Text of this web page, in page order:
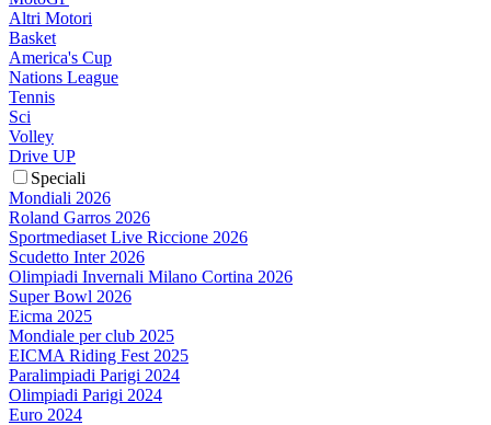
Altri Motori
Basket
America's Cup
Nations League
Tennis
Sci
Volley
Drive UP
Speciali
Mondiali 2026
Roland Garros 2026
Sportmediaset Live Riccione 2026
Scudetto Inter 2026
Olimpiadi Invernali Milano Cortina 2026
Super Bowl 2026
Eicma 2025
Mondiale per club 2025
EICMA Riding Fest 2025
Paralimpiadi Parigi 2024
Olimpiadi Parigi 2024
Euro 2024